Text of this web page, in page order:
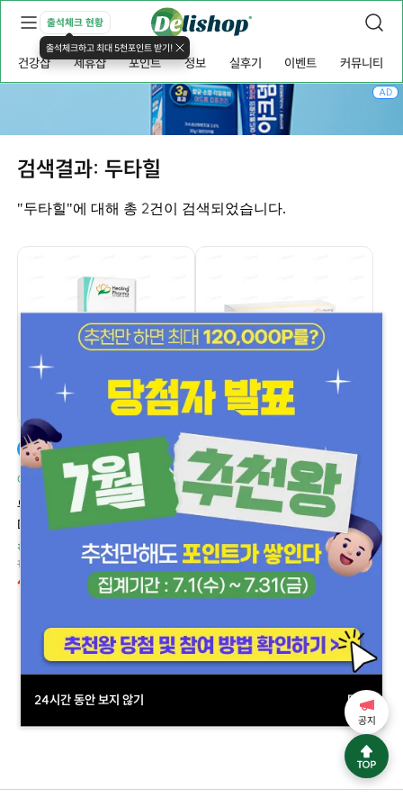
출석체크 현황
출석체크하고 최대 5천포인트 받기!
건강샵 제휴샵 포인트 정보 실후기 이벤트 커뮤니티
검색결과: 두타힐
"두타힐"에 대해 총 2건이 검색되었습니다.
델리샵 추천
아보다트 제네릭
두타힐 캡슐 0.5 (두타스테리드
Dutasteride 0.5mg)
#탈모/헤어관리
160,000원 ~ 160,000원
44% 90,000원 ~ 90,000원
할인
아보다트 제네릭
두타힐 0.5 (두타스테리드
Dutasteride 0.5mg)
#호르몬/갱년기#할인 상품
#탈모/헤어관리
45,000원 ~ 360,000원
67%
AD
공지
24시간 동안 보지 않기 닫기